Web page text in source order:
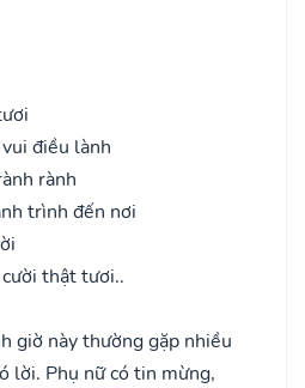
điều lành
rành
trình đến nơi
thật tươi..
giờ này thường gặp nhiều
lời. Phụ nữ có tin mừng,